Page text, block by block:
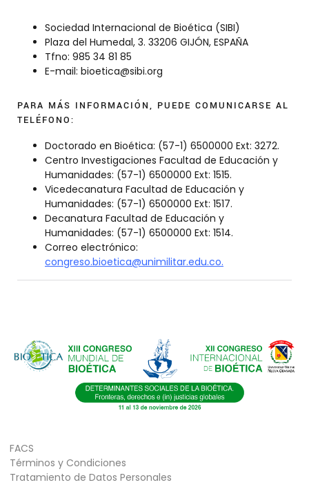
Sociedad Internacional de Bioética (SIBI)
Plaza del Humedal, 3. 33206 GIJÓN, ESPAÑA
Tfno: 985 34 81 85
E-mail: bioetica@sibi.org
PARA MÁS INFORMACIÓN, PUEDE COMUNICARSE AL
TELÉFONO:
Doctorado en Bioética: (57-1) 6500000 Ext: 3272.
Centro Investigaciones Facultad de Educación y
Humanidades: (57-1) 6500000 Ext: 1515.
Vicedecanatura Facultad de Educación y
Humanidades: (57-1) 6500000 Ext: 1517.
Decanatura Facultad de Educación y
Humanidades: (57-1) 6500000 Ext: 1514.
Correo electrónico:
congreso.bioetica@unimilitar.edu.co.
FACS
Términos y Condiciones
Tratamiento de Datos Personales